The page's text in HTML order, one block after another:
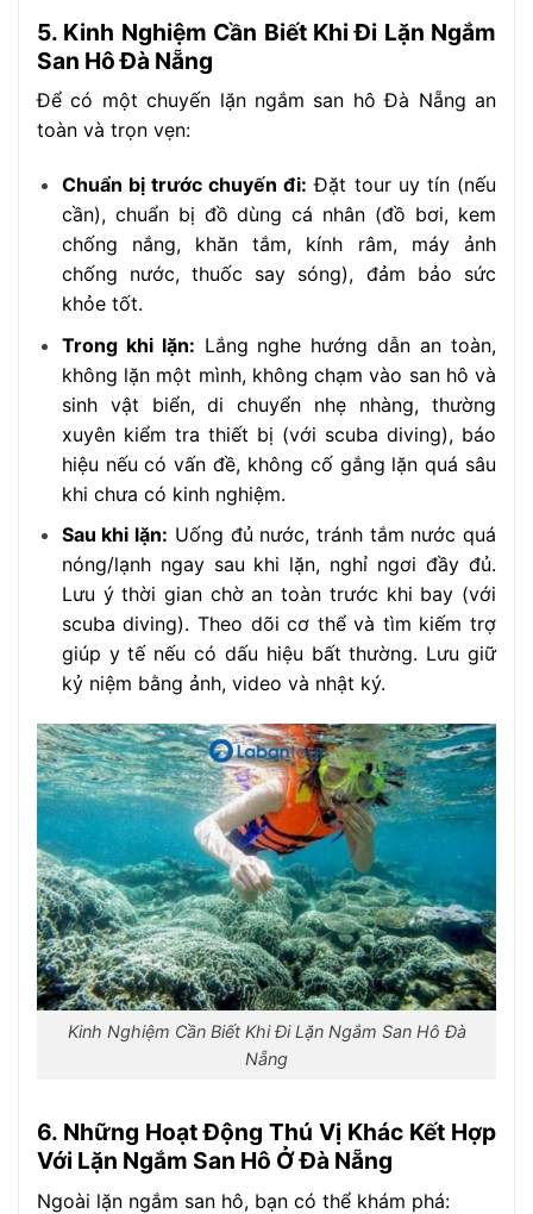
5. Kinh Nghiệm Cần Biết Khi Đi Lặn Ngắm
San Hô Đà Nẵng
Để có một chuyến lặn ngắm san hô Đà Nẵng an
toàn và trọn vẹn:
Chuẩn bị trước chuyến đi: Đặt tour uy tín (nếu
cần), chuẩn bị đồ dùng cá nhân (đồ bơi, kem
chống nắng, khăn tắm, kính râm, máy ảnh
chống nước, thuốc say sóng), đảm bảo sức
khỏe tốt.
Trong khi lặn: Lắng nghe hướng dẫn an toàn,
không lặn một mình, không chạm vào san hô và
sinh vật biển, di chuyển nhẹ nhàng, thường
xuyên kiểm tra thiết bị (với scuba diving), báo
hiệu nếu có vấn đề, không cố gắng lặn quá sâu
khi chưa có kinh nghiệm.
Sau khi lặn: Uống đủ nước, tránh tắm nước quá
nóng/lạnh ngay sau khi lặn, nghỉ ngơi đầy đủ.
Lưu ý thời gian chờ an toàn trước khi bay (với
scuba diving). Theo dõi cơ thể và tìm kiếm trợ
giúp y tế nếu có dấu hiệu bất thường. Lưu giữ
kỷ niệm bằng ảnh, video và nhật ký.
Kinh Nghiệm Cần Biết Khi Đi Lặn Ngắm San Hô Đà
Nẵng
6. Những Hoạt Động Thú Vị Khác Kết Hợp
Với Lặn Ngắm San Hô Ở Đà Nẵng
Ngoài lặn ngắm san hô, bạn có thể khám phá: